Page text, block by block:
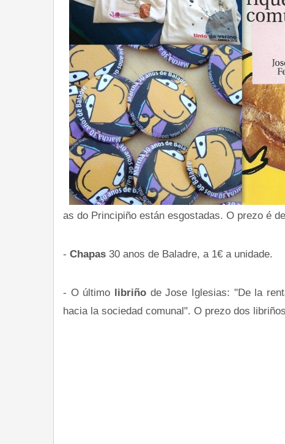
as do Principiño están esgostadas. O prezo é
- Chapas 30 anos de Baladre, a 1€ a unidade.
- O último libriño de Jose Iglesias: "De la
hacia la sociedad comunal". O prezo dos